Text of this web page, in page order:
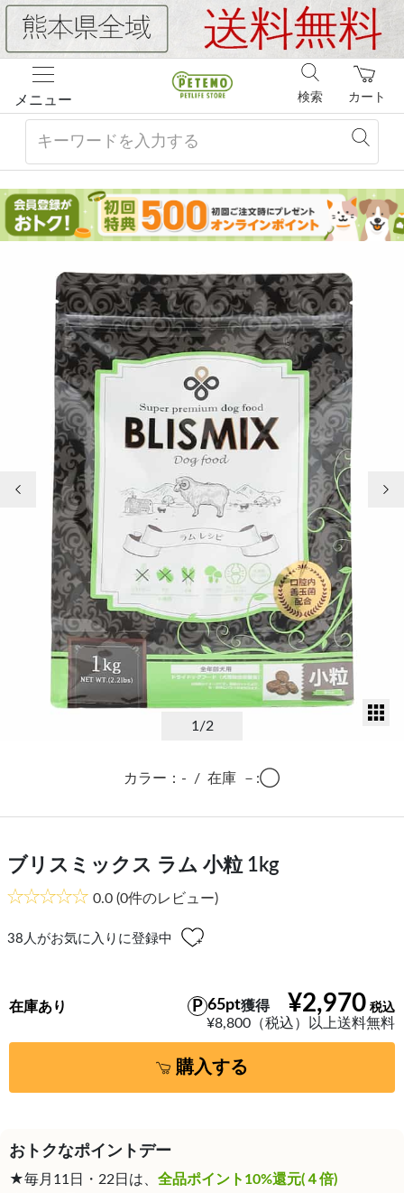
メニュー カート
検索
前の画像
1/2
カラー：- / 在庫 －:◯
ブリスミックス ラム 小粒 1kg
0.0 (0件のレビュー)
38 人がお気に入りに登録中
¥2,970
65pt獲得
¥8,800（税込）以上送料無料
在庫あり
購入する
おトクなポイントデー
★毎月11日・22日は、 全品ポイント10%還元(４倍)